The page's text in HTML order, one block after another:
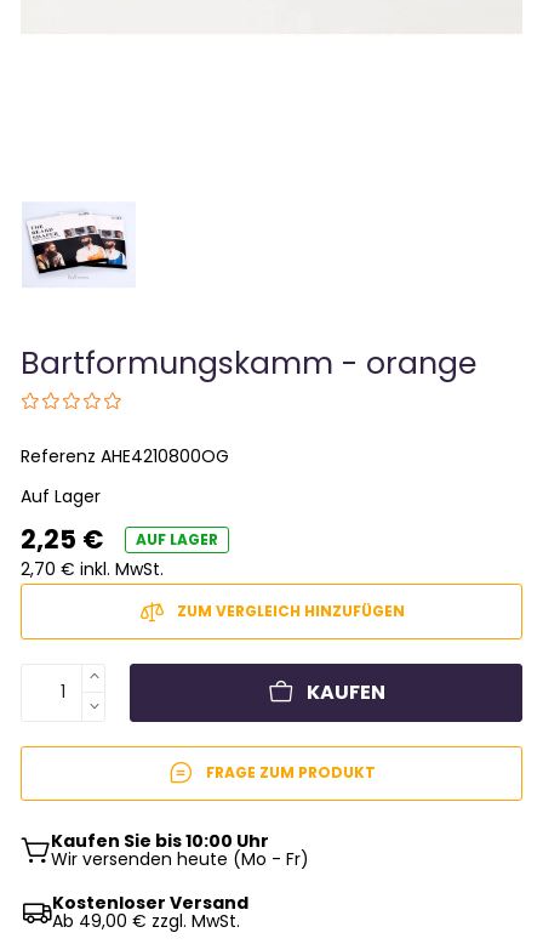
Bartformungskamm - orange
ReferenzAHE4210800OG
Auf Lager
2,25 € AUF LAGER
2,70 € inkl. MwSt.
ZUM VERGLEICH HINZUFÜGEN
KAUFEN
FRAGE ZUM PRODUKT
Kaufen Sie bis 10:00 Uhr
Wir versenden heute (Mo - Fr)
Kostenloser Versand
Ab 49,00 € zzgl. MwSt.